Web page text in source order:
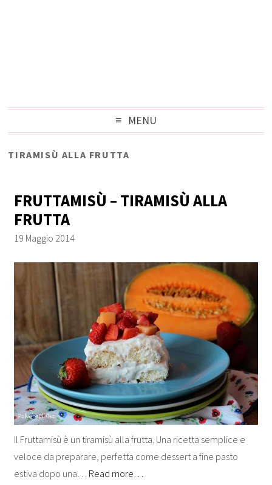
MENU
TIRAMISÙ ALLA FRUTTA
FRUTTAMISÙ – TIRAMISÙ ALLA
FRUTTA
19 Maggio 2014
Il Fruttamisù è un tiramisù alla frutta. Una ricetta semplice e
veloce da preparare, perfetta come dessert a fine pasto
estiva dopo una… Read more…